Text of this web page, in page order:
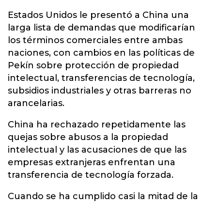
Estados Unidos le presentó a China una
larga lista de demandas que modificarían
los términos comerciales entre ambas
naciones, con cambios en las políticas de
Pekín sobre protección de propiedad
intelectual, transferencias de tecnología,
subsidios industriales y otras barreras no
arancelarias.
China ha rechazado repetidamente las
quejas sobre abusos a la propiedad
intelectual y las acusaciones de que las
empresas extranjeras enfrentan una
transferencia de tecnología forzada.
Cuando se ha cumplido casi la mitad de la